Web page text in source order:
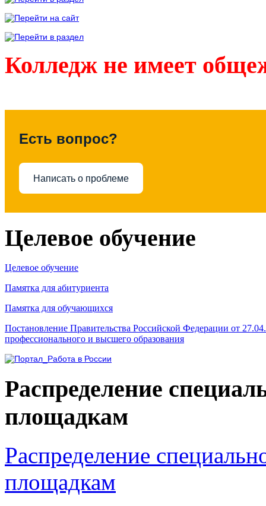
Колледж не имеет
Есть вопрос?
Написать о проблеме
Целевое обучение
Целевое обучение
Памятка для абитуриента
Памятка для обучающихся
Постановление Правительства Российской Федерации от
профессионального и высшего образования
Распределение
площадкам
Распределение
площадкам